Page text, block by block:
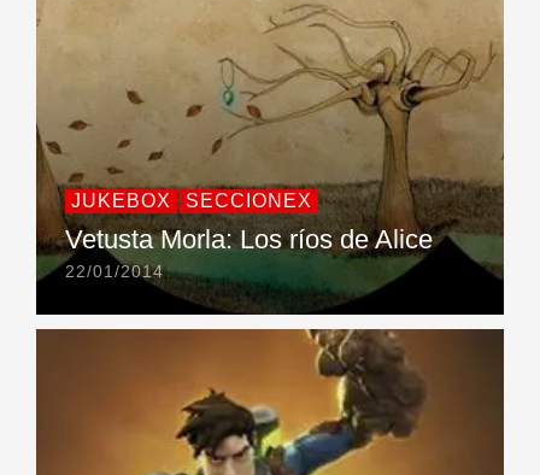
JUKEBOX SECCIONEX
Vetusta Morla: Los ríos de Alice
22/01/2014